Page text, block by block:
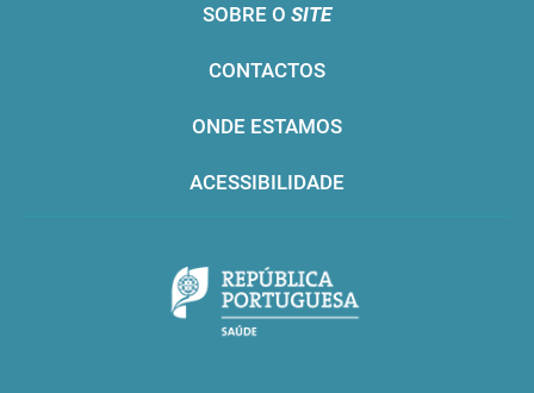
SOBRE O SITE
CONTACTOS
ONDE ESTAMOS
ACESSIBILIDADE